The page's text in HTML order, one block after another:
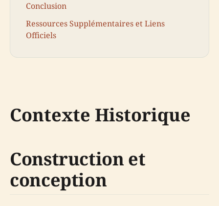
Conclusion
Ressources Supplémentaires et Liens
Officiels
Contexte Historique
Construction et
conception